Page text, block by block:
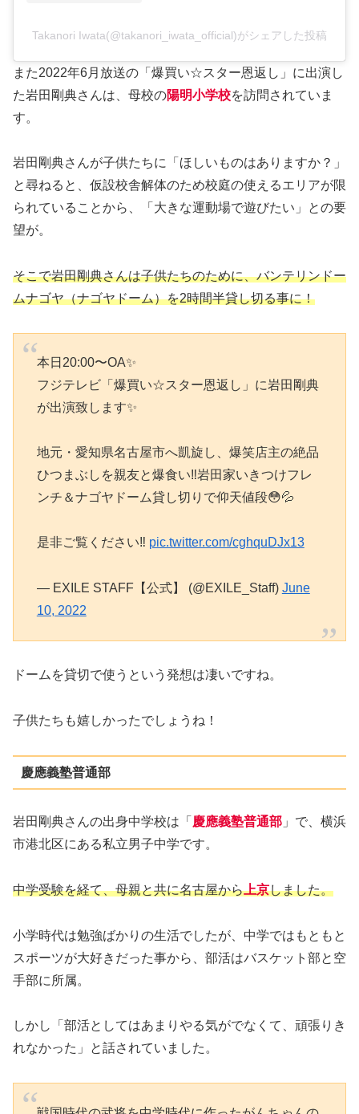
Takanori Iwata(@takanori_iwata_official)がシェアした投稿
また2022年6月放送の「爆買い☆スター恩返し」に出演し
た岩田剛典さんは、母校の陽明小学校を訪問されていま
す。
岩田剛典さんが子供たちに「ほしいものはありますか？」
と尋ねると、仮設校舎解体のため校庭の使えるエリアが限
られていることから、「大きな運動場で遊びたい」との要
望が。
そこで岩田剛典さんは子供たちのために、バンテリンドー
ムナゴヤ（ナゴヤドーム）を2時間半貸し切る事に！
本日20:00〜OA✨
フジテレビ「爆買い☆スター恩返し」に岩田剛典
が出演致します✨
地元・愛知県名古屋市へ凱旋し、爆笑店主の絶品
ひつまぶしを親友と爆食い‼️岩田家いきつけフレ
ンチ＆ナゴヤドーム貸し切りで仰天値段😳💦
是非ご覧ください‼️ pic.twitter.com/cghquDJx13
— EXILE STAFF【公式】 (@EXILE_Staff) June
10, 2022
ドームを貸切で使うという発想は凄いですね。
子供たちも嬉しかったでしょうね！
慶應義塾普通部
岩田剛典さんの出身中学校は「 慶應義塾普通部 」で、横浜
市港北区にある私立男子中学です。
中学受験を経て、母親と共に名古屋から上京しました。
小学時代は勉強ばかりの生活でしたが、中学ではもともと
スポーツが大好きだった事から、部活はバスケット部と空
手部に所属。
しかし「部活としてはあまりやる気がでなくて、頑張りき
れなかった」と話されていました。